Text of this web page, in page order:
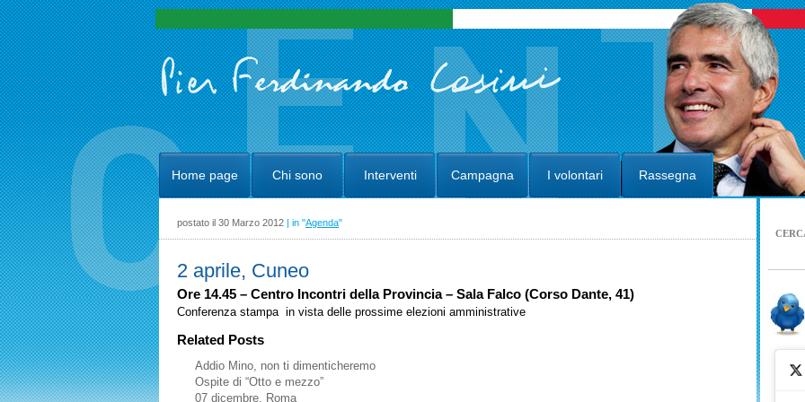
Home page Chi sono Interventi Campagna I volontari Rassegna
postato il 30 Marzo 2012 | in "Agenda"
2 aprile, Cuneo
Ore 14.45 – Centro Incontri della Provincia – Sala Falco (Corso Dante, 41)
Conferenza stampa in vista delle prossime elezioni amministrative
Related Posts
Addio Mino, non ti dimenticheremo
Ospite di “Otto e mezzo”
07 dicembre, Roma